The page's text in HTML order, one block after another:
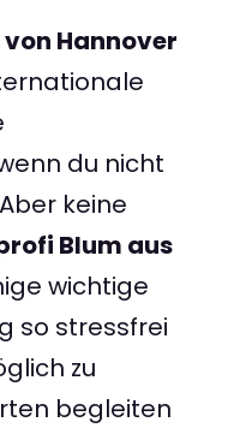
Hannover
du nicht
keine
Blum aus
wichtige
so stressfrei
zu
begleiten